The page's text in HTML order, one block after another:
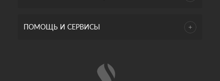
ПОМОЩЬ И СЕРВИСЫ